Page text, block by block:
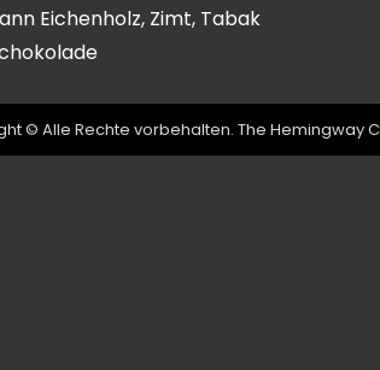
Eichenholz, Zimt, Tabak
© Alle Rechte vorbehalten. The Hemingway